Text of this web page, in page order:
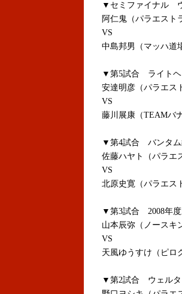
▼セミファイナル
阿仁鬼（パラエスト
VS
中島邦男（マッハ道
▼第5試合 ライト
安達明彦（パラエス
VS
藤川展康（TEAMバ
▼第4試合 バンタ
佐藤ハヤト（パラエ
VS
北原史寛（パラエス
▼第3試合 2008年
山本辰弥（ノースキ
VS
天風ゆうすけ（ピロ
▼第2試合 ウェル